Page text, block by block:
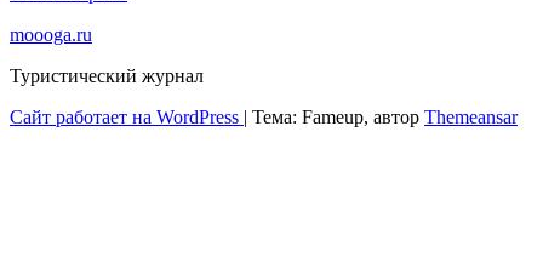
moooga.ru
Туристический журнал
Сайт работает на WordPress | Тема: Fameup, автор Themeansar